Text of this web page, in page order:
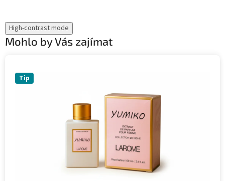
High-contrast mode
Mohlo by Vás zajímat
Tip